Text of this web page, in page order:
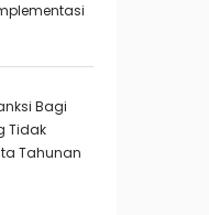
Bagi
Tidak
Tahunan